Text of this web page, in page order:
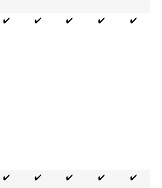
✔️ ✔️ ✔️ ✔️ ✔️
✔️ ✔️ ✔️ ✔️ ✔️